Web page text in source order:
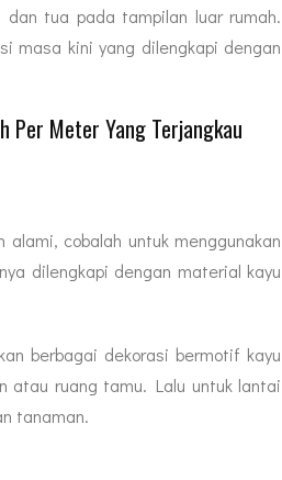
tua pada tampilan luar rumah.
masa kini yang dilengkapi dengan
Per Meter Yang Terjangkau
cobalah untuk menggunakan
dilengkapi dengan material kayu
berbagai dekorasi bermotif kayu
atau ruang tamu. Lalu untuk lantai
tanaman.